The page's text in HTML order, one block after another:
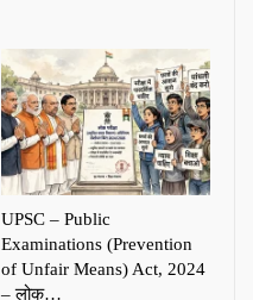
UPSC – Public
Examinations (Prevention
of Unfair Means) Act, 2024
– लोक…